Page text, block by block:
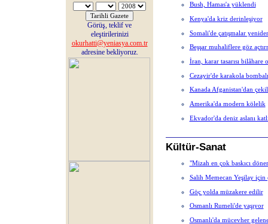
Görüş, teklif ve
eleştirilerinizi
okurhatti@yeniasya.com.tr
adresine bekliyoruz.
Bush, Hamas'a yüklendi
Kenya'da kriz derinleşiyor
Somali'de çatışmalar
Beşşar muhaliflere göz
İran, karar tasarısı bilâhare
Cezayir'de karakola bombalı
Kanada Afganistan'dan
Amerika'da modern kölelik
Ekvador'da deniz aslanı
Kültür-Sanat
"Mizah en çok baskıcı
Salih Memecan Yeşilay için
Göç yolda müzakere edilir
Osmanlı Rumeli'de yaşıyor
Osmanlı'da mücevher